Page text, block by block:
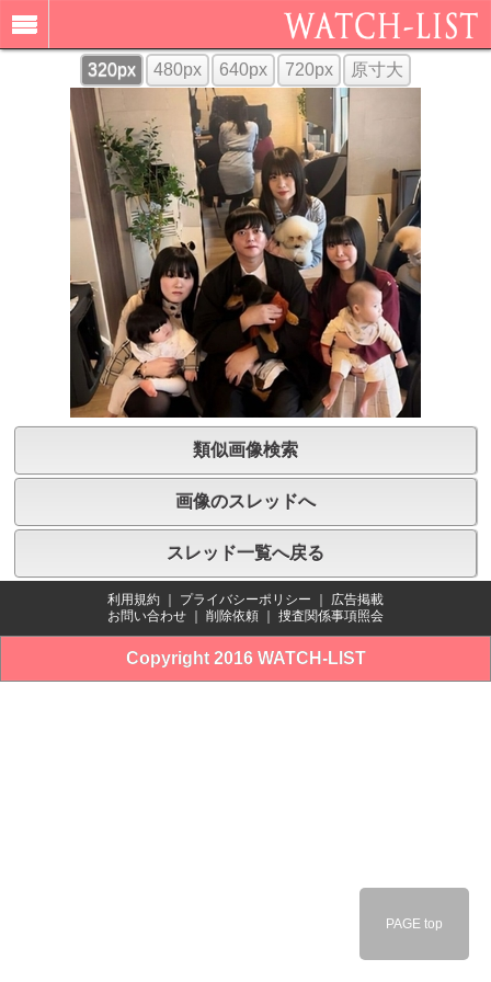
320px 480px 640px 720px 原寸大
類似画像検索
画像のスレッドへ
スレッド一覧へ戻る
利用規約 プライバシーポリシー
広告掲載
お問い合わせ
削除依頼 捜査関係事項照会
Copyright 2016 WATCH-LIST
PAGE top